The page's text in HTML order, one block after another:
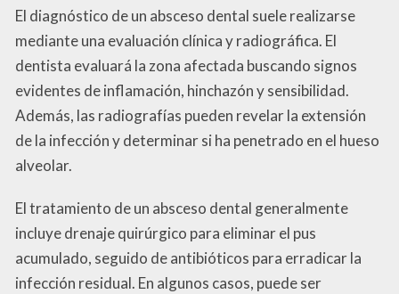
El diagnóstico de un absceso dental suele realizarse
mediante una evaluación clínica y radiográfica. El
dentista evaluará la zona afectada buscando signos
evidentes de inflamación, hinchazón y sensibilidad.
Además, las radiografías pueden revelar la extensión
de la infección y determinar si ha penetrado en el hueso
alveolar.
El tratamiento de un absceso dental generalmente
incluye drenaje quirúrgico para eliminar el pus
acumulado, seguido de antibióticos para erradicar la
infección residual. En algunos casos, puede ser